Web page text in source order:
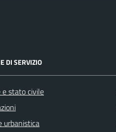
DI SERVIZIO
e stato civile
urbanistica